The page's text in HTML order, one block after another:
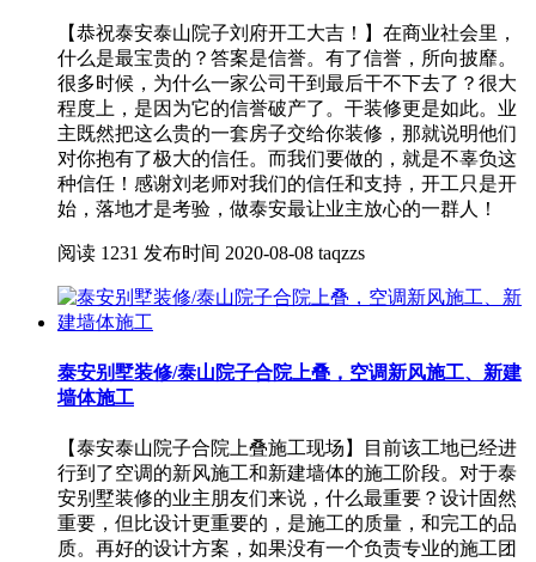
【恭祝泰安泰山院子刘府开工大吉！】在商业社会里，
什么是最宝贵的？答案是信誉。有了信誉，所向披靡。
很多时候，为什么一家公司干到最后干不下去了？很大
程度上，是因为它的信誉破产了。干装修更是如此。业
主既然把这么贵的一套房子交给你装修，那就说明他们
对你抱有了极大的信任。而我们要做的，就是不辜负这
种信任！感谢刘老师对我们的信任和支持，开工只是开
始，落地才是考验，做泰安最让业主放心的一群人！
阅读 1231 发布时间 2020-08-08 taqzzs
泰安别墅装修/泰山院子合院上叠，空调新风施工、新建
墙体施工
【泰安泰山院子合院上叠施工现场】目前该工地已经进
行到了空调的新风施工和新建墙体的施工阶段。对于泰
安别墅装修的业主朋友们来说，什么最重要？设计固然
重要，但比设计更重要的，是施工的质量，和完工的品
质。再好的设计方案，如果没有一个负责专业的施工团